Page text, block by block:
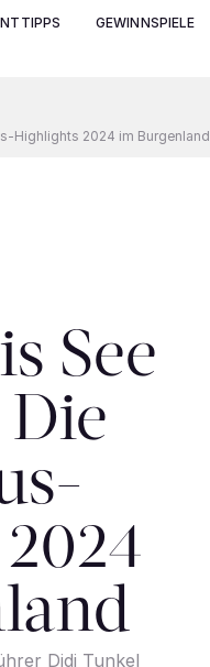
GEWINNSPIELE
Highlights 2024 im Burgenland
See
Didi Tunkel